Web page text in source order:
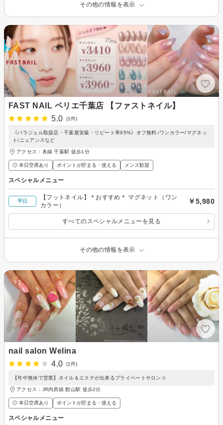
その他の情報を表示
FAST NAIL ペリエ千葉店 【ファストネイル】
5.0
(1件)
《パラジェル取扱店・千葉最安級・リピート率95%》オフ無料♪ワンカラー/マグネッ
ト/ニュアンスなど
アクセス：各線 千葉駅 徒歩1分
◎ 本日空席あり ポイントが貯まる・使える メンズ歓迎
スペシャルメニュー
平日
【フットネイル】＊おすすめ＊ マグネット（ワン
カラー）
￥5,980
すべてのスペシャルメニューを見る
その他の情報を表示
nail salon Welina
4.0
(1件)
【年中無休で営業】ネイル＆エステが出来るプライベートサロン☆
アクセス：JR内房線 館山駅 徒歩2分
◎ 本日空席あり ポイントが貯まる・使える
スペシャルメニュー